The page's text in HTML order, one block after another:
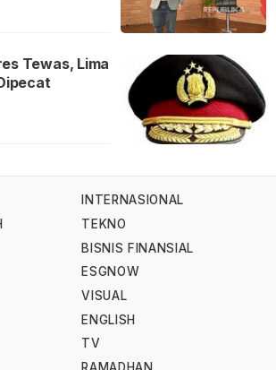
Tewas, Lima
INTERNASIONAL
TEKNO
BISNIS FINANSIAL
ESGNOW
VISUAL
ENGLISH
TV